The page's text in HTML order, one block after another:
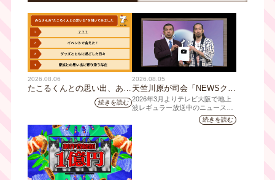
2026.08.06
たこるくんとの思い出、あり
ますか？会員のみなさんに聞
続きを読む
2026.08.05
天竺川原が司会「NEWSクラ
イシス」チャンネル登録者数
10万人突破！テレビ大阪の番
組史上最速記録を更新
2026年3月よりテレビ大阪で地上
波レギュラー放送中のニュース番
組「NEWSクライシス」が、この
たび2026年7月12日(日)に、
続きを読む